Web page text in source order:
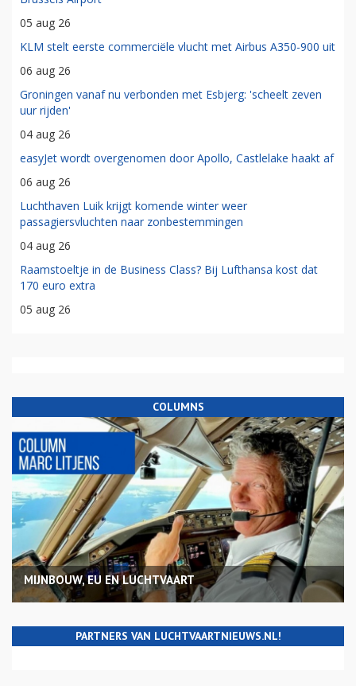
05 aug 26
KLM stelt eerste commerciële vlucht met Airbus A350-900 uit
06 aug 26
Groningen vanaf nu verbonden met Esbjerg: 'scheelt zeven
uur rijden'
04 aug 26
easyJet wordt overgenomen door Apollo, Castlelake haakt af
06 aug 26
Luchthaven Luik krijgt komende winter weer
passagiersvluchten naar zonbestemmingen
04 aug 26
Raamstoeltje in de Business Class? Bij Lufthansa kost dat
170 euro extra
05 aug 26
COLUMNS
MIJNBOUW, EU EN LUCHTVAART
PARTNERS VAN LUCHTVAARTNIEUWS.NL!